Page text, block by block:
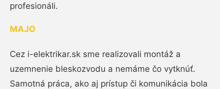
profesionáli.
MAJO
Cez i-elektrikar.sk sme realizovali montáž a
uzemnenie bleskozvodu a nemáme čo vytknúť.
Samotná práca, ako aj prístup či komunikácia bola